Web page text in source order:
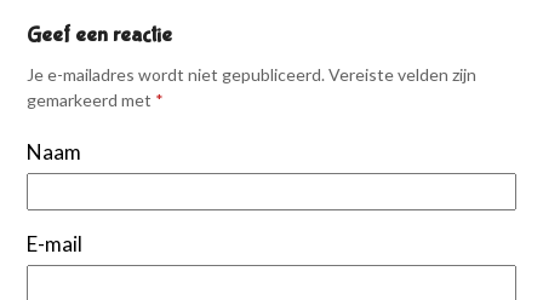
Geef een reactie
Je e-mailadres wordt niet gepubliceerd. Vereiste velden zijn
gemarkeerd met *
Naam
E-mail